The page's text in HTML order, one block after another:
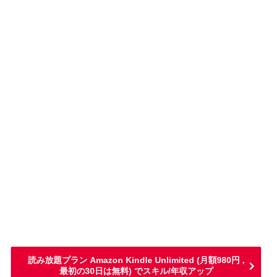
読み放題プラン Amazon Kindle Unlimited (月額980円 ,
最初の30日は無料) でスキル/年収アップ